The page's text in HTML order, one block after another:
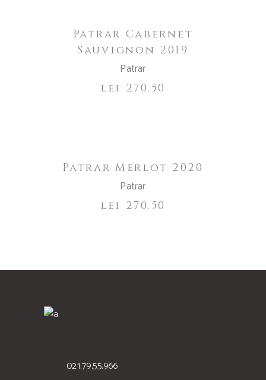
Patrar Cabernet
Sauvignon 2019
Patrar
lei 270.50
Patrar Merlot 2020
Patrar
lei 270.50
021.79.55.966